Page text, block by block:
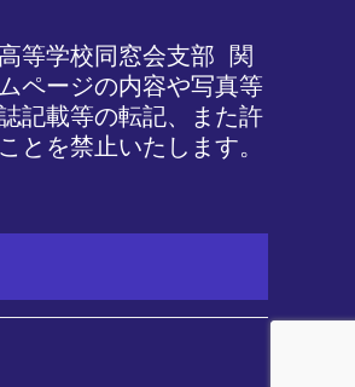
等学校同窓会支部 関
ページの内容や写真等
記載等の転記、また許
とを禁止いたします。